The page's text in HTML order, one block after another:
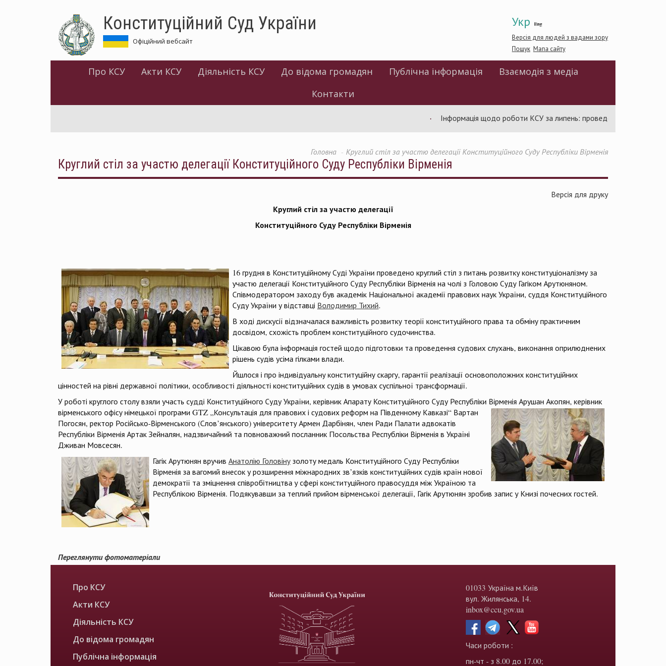
Укр Eng
Версія для людей з вадами зору
Пошук Мапа сайту
Конституційний Суд України
Офіційний вебсайт
Про КСУ Акти КСУ Діяльність КСУ До відома громадян Публічна інформація
Взаємодія з медіа
Контакти
Інформація щодо роботи КСУ за липень: проведено 94 засідання та
Головна Круглий стіл за участю делегації Конституційного Суду Республіки Вірменія
Круглий стіл за участю делегації Конституційного Суду Республіки Вірменія
Версія для друку
Круглий стіл за участю делегації
Конституційного Суду Республіки Вірменія
16 грудня в Конституційному Суді України проведено круглий стіл з питань розвитку конституціоналізму за
участю делегації Конституційного Суду Республіки Вірменія на чолі з Головою Суду Гагіком Арутюняном.
Співмодератором заходу був академік Національної академії правових наук України, суддя Конституційного
Суду України у відставці Володимир Тихий.
В ході дискусії відзначалася важливість розвитку теорії конституційного права та обміну практичним
досвідом, схожість проблем конституційного судочинства.
Цікавою була інформація гостей щодо підготовки та проведення судових слухань, виконання оприлюднених
рішень судів усіма гілками влади.
Йшлося і про індивідуальну конституційну скаргу, гарантії реалізації основоположних конституційних
цінностей на рівні державної політики, особливості діяльності конституційних судів в умовах суспільної трансформації.
У роботі круглого столу взяли участь судді Конституційного Суду України, керівник Апарату Конституційного Суду Республіки Вірменія Арушан Акопян, керівник
вірменського офісу німецької програми GTZ „Консультація для правових і судових реформ на Південному Кавказі“ Вартан
Погосян, ректор Російсько-Вірменського (Слов’янського) університету Армен Дарбінян, член Ради Палати адвокатів
Республіки Вірменія Артак Зейналян, надзвичайний та повноважний посланник Посольства Республіки Вірменія в Україні
Дживан Мовсесян.
Гагік Арутюнян вручив Анатолію Головінузолоту медаль Конституційного Суду Республіки
Вірменія за вагомий внесок у розширення міжнародних зв’язків конституційних судів країн нової
демократії та зміцнення співробітництва у сфері конституційного правосуддя між Україною та
Республікою Вірменія. Подякувавши за теплий прийом вірменської делегації, Гагік Арутюнян зробив запис у Книзі почесних гостей.
Переглянути фотоматеріали
Про КСУ
Акти КСУ
Діяльність КСУ
До відома громадян
Публічна інформація
01033 Україна м.Київ
вул. Жилянська, 14.
inbox@ccu.gov.ua
Часи роботи :
пн-чт - з 8.00 до 17.00;